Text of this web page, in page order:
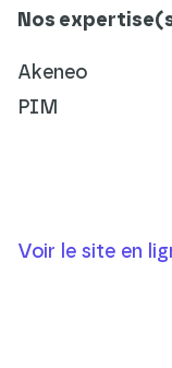
Nos
Akeneo
PIM
Voir le site en